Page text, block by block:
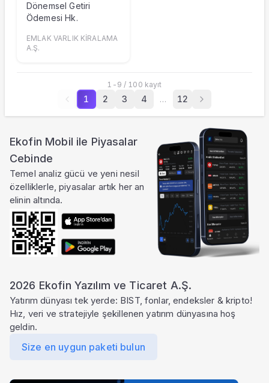
Dönemsel Getiri
Ödemesi Hk.
EMLAK VARLIK KİRALAMA
A.Ş.
1 - 9 / 100 kayıt
1 2 3 4 … 12
Ekofin Mobil ile Piyasalar
Cebinde
Temel analiz gücü ve yeni nesil
özelliklerle, piyasalar artık her an
elinin altında.
2026 Ekofin Yazılım ve Ticaret A.Ş.
Yatırım dünyası tek yerde: BIST, fonlar, endeksler & kripto!
Hız, veri ve stratejiyle şekillenen yatırım dünyasına hoş
geldin.
Size en uygun paketi bulun